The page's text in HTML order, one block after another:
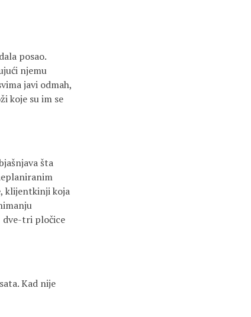
posao.
njemu
javi odmah,
koje su im se
šta
klijentkinji koja
dve-tri pločice
Kad nije